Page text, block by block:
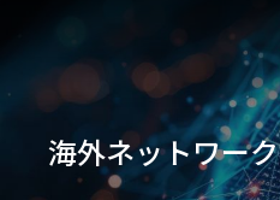
海外ネットワーク